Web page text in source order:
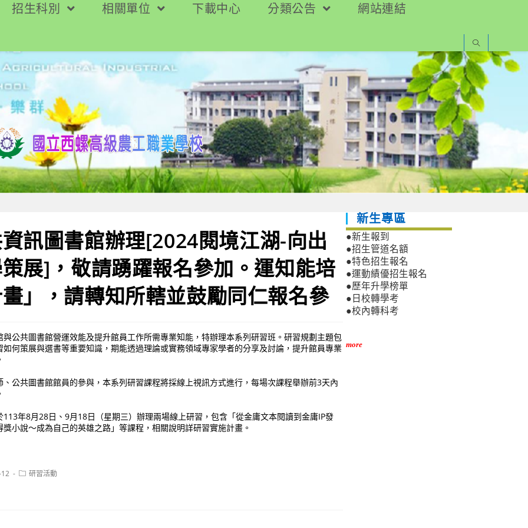
招生科別 相關單位 下載中心 分類公告 網站連結
訊圖書館辦理[2024閱境江湖-向出
展]，敬請踴躍報名參加。運知能培
」，請轉知所轄並鼓勵同仁報名參
公共圖書館營運效能及提升館員工作所需專業知能，特辦理本系列研習班。研習規劃主題包
何策展與選書等重要知識，期能透過理論或實務領域專家學者的分享及討論，提升館員專業
公共圖書館館員的參與，本系列研習課程將採線上視訊方式進行，每場次課程舉辦前3天內
年8月28日、9月18日（星期三）辦理兩場線上研習，包含「從金庸文本閱讀到金庸IP發
小說～成為自己的英雄之路」等課程，相關說明詳研習實施計畫。
Post研習活動
新生專區
●新生報到
●招生管道名額
●特色招生報名
●運動績優招生報名
●歷年升學榜單
●日校轉學考
●校內轉科考
more